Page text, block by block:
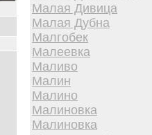
Малая Дивица
Малая Дубна
Малгобек
Малеевка
Маливо
Малин
Малино
Малиновка
Малиновка